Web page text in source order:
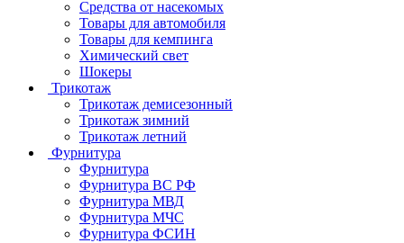
Средства от насекомых
Товары для автомобиля
Товары для кемпинга
Химический свет
Шокеры
Трикотаж
Трикотаж демисезонный
Трикотаж зимний
Трикотаж летний
Фурнитура
Фурнитура
Фурнитура ВС РФ
Фурнитура МВД
Фурнитура МЧС
Фурнитура ФСИН